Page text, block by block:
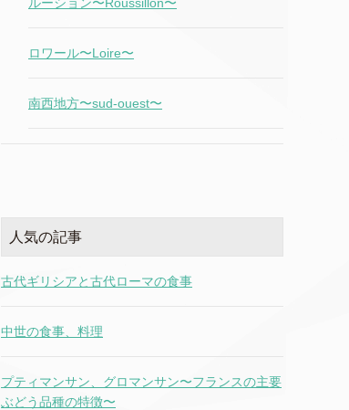
ロワール〜Loire〜
南西地方〜sud-ouest〜
人気の記事
古代ギリシアと古代ローマの食事
中世の食事、料理
プティマンサン、グロマンサン〜フランスの主要
ぶどう品種の特徴〜